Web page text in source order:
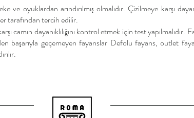
e ve oyuklardan arındırılmış olmalıdır. Çizilmeye karşı
tarafından tercih edilir.
camın dayanıklılığını kontrol etmek için test
başarıyla geçemeyen fayanslar Defolu fayans, outlet